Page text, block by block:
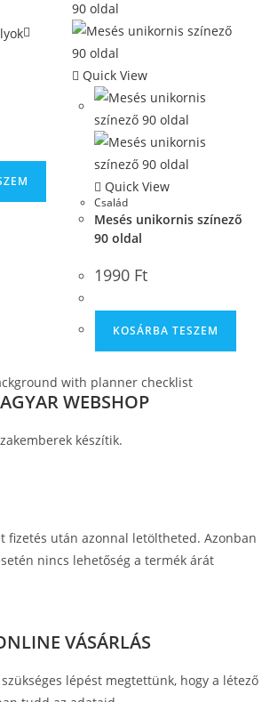
Quick View
Quick View
Család
Mesés unikornis színező
90 oldal
1990 Ft
KOSÁRBA TESZEM
WEBSHOP
készítik.
fizetés után azonnal letöltheted. Azonban
nincs lehetőség a termék árát
VÁSÁRLÁS
lépést megtettünk, hogy a létező